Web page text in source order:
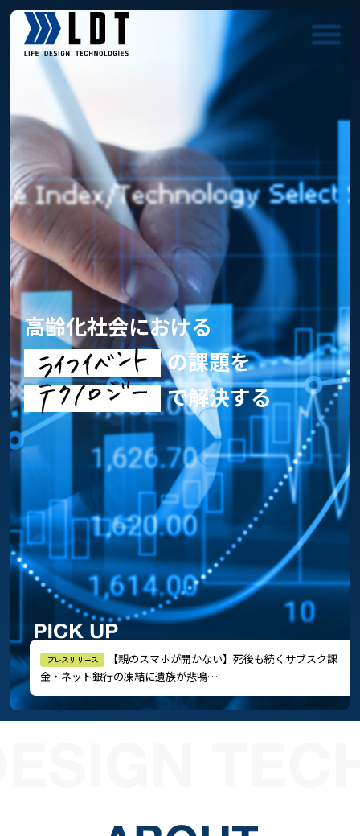
高齢化社会における
の課題を
で解決する
プレスリリース
【親のスマホが開かない】死後も続くサブスク課
金・ネット銀行の凍結に遺族が悲鳴…